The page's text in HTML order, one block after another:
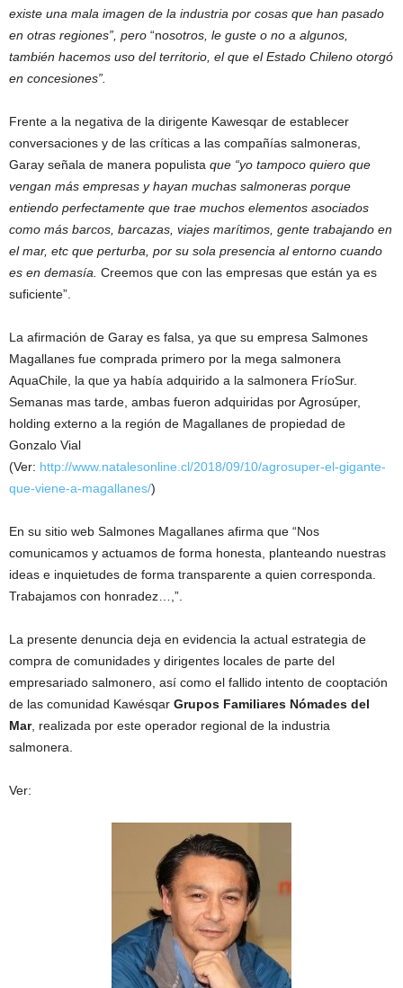
existe una mala imagen de la industria por cosas que han pasado
en otras regiones”, pero “nosotros, le guste o no a algunos,
también hacemos uso del territorio, el que el Estado Chileno otorgó
en concesiones”.
Frente a la negativa de la dirigente Kawesqar de establecer
conversaciones y de las críticas a las compañías salmoneras,
Garay señala de manera populista que “yo tampoco quiero que
vengan más empresas y hayan muchas salmoneras porque
entiendo perfectamente que trae muchos elementos asociados
como más barcos, barcazas, viajes marítimos, gente trabajando en
el mar, etc que perturba, por su sola presencia al entorno cuando
es en demasía. Creemos que con las empresas que están ya es
suficiente”.
La afirmación de Garay es falsa, ya que su empresa Salmones
Magallanes fue comprada primero por la mega salmonera
AquaChile, la que ya había adquirido a la salmonera FríoSur.
Semanas mas tarde, ambas fueron adquiridas por Agrosúper,
holding externo a la región de Magallanes de propiedad de
Gonzalo Vial
(Ver: http://www.natalesonline.cl/2018/09/10/agrosuper-el-gigante-
que-viene-a-magallanes/)
En su sitio web Salmones Magallanes afirma que “Nos
comunicamos y actuamos de forma honesta, planteando nuestras
ideas e inquietudes de forma transparente a quien corresponda.
Trabajamos con honradez…,”.
La presente denuncia deja en evidencia la actual estrategia de
compra de comunidades y dirigentes locales de parte del
empresariado salmonero, así como el fallido intento de cooptación
de las comunidad Kawésqar Grupos Familiares Nómades del
Mar, realizada por este operador regional de la industria
salmonera.
Ver: